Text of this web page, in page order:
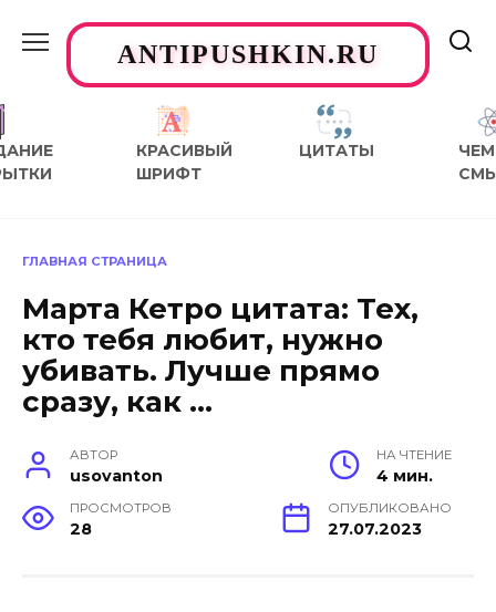
содержаниюANTIPUSHKIN.RU
КРАСИВЫЙ
ШРИФТ
ЦИТАТЫ
ЧЕМ
ГЛАВНАЯ СТРАНИЦА
Марта Кетро цитата: Тех,
кто тебя любит, нужно
убивать. Лучше прямо
сразу, как …
АВТОР
usovanton
НА ЧТЕНИЕ
4 мин.
ПРОСМОТРОВ
28
ОПУБЛИКОВАНО
27.07.2023